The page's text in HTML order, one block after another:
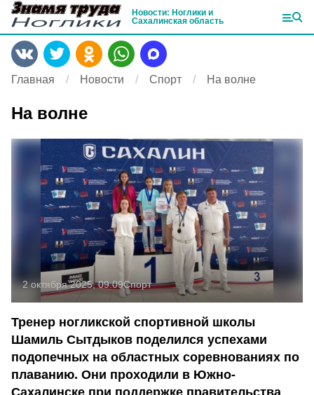
Новости: Ноглики и
Сахалинская область
Главная Новости Спорт На волне
На волне
2 октября 2025, 09:09Спорт
Тренер ногликской спортивной школы
Шамиль Сытдыков поделился успехами
подопечных на областных соревнованиях по
плаванию. Они проходили в Южно-
Сахалинске при поддержке правительства